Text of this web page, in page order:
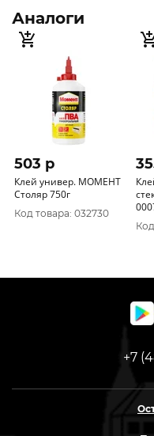
Аналоги
503 p
Клей универ. МОМЕНТ
Столяр 750г
Код товара: 032730
+7